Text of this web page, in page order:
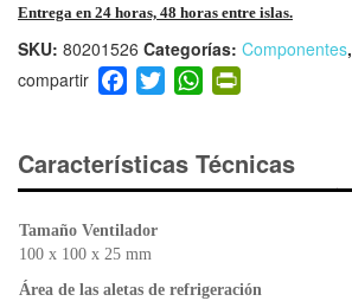
Entrega en 24 horas, 48 horas entre islas.
SKU: 80201526 Categorías: Componentes,
F
a
e
b
o
o
k
T
wi
er
W
h
s
A
ri
e
y
Características Técnicas
Tamaño Ventilador
100 x 100 x 25 mm
Área de las aletas de refrigeración